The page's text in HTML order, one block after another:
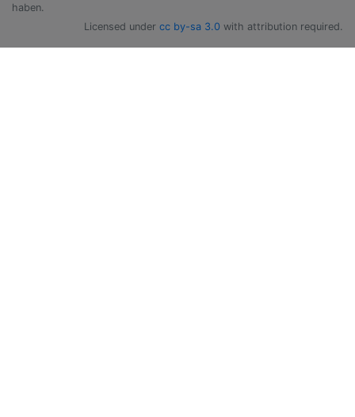
haben.
Licensed under cc by-sa 3.0 with attribution required.